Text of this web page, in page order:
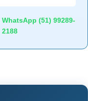
WhatsApp (51) 99289-
2188